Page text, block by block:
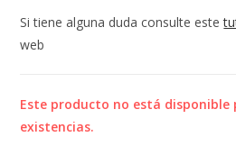
Si tiene alguna duda consulte este
web
Este producto no está disponible
existencias.